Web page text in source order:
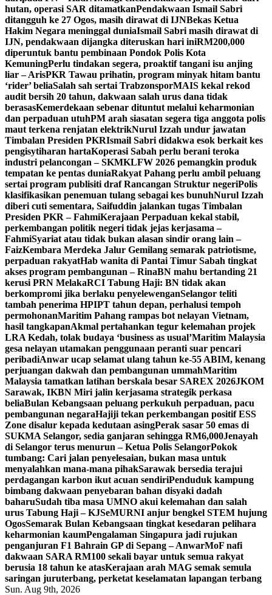
hutan, operasi SAR ditamatkanPendakwaan Ismail Sabri
ditangguh ke 27 Ogos, masih dirawat di IJNBekas Ketua
Hakim Negara meninggal duniaIsmail Sabri masih dirawat di
IJN, pendakwaan dijangka diteruskan hari iniRM200,000
diperuntuk bantu pembinaan Pondok Polis Kota
KemuningPerlu tindakan segera, proaktif tangani isu anjing
liar – ArisPKR Tawau prihatin, program minyak hitam bantu
‘rider’ beliaSalah sah sertai TrabzonsporMAIS kekal rekod
audit bersih 20 tahun, dakwaan salah urus dana tidak
berasasKemerdekaan sebenar dituntut melalui keharmonian
dan perpaduan utuhPM arah siasatan segera tiga anggota polis
maut terkena renjatan elektrikNurul Izzah undur jawatan
Timbalan Presiden PKRIsmail Sabri didakwa esok berkait kes
pengisytiharan hartaKoperasi Sabah perlu berani teroka
industri pelancongan – SKMKLFW 2026 pemangkin produk
tempatan ke pentas duniaRakyat Pahang perlu ambil peluang
sertai program publisiti draf Rancangan Struktur negeriPolis
klasifikasikan penemuan tulang sebagai kes bunuhNurul Izzah
diberi cuti sementara, Saifuddin jalankan tugas Timbalan
Presiden PKR – FahmiKerajaan Perpaduan kekal stabil,
perkembangan politik negeri tidak jejas kerjasama –
FahmiSyariat atau tidak bukan alasan sindir orang lain –
FaizKembara Merdeka Jalur Gemilang semarak patriotisme,
perpaduan rakyatHab wanita di Pantai Timur Sabah tingkat
akses program pembangunan – RinaBN mahu bertanding 21
kerusi PRN MelakaRCI Tabung Haji: BN tidak akan
berkompromi jika berlaku penyelewenganSelangor teliti
tambah penerima HPIPT tahun depan, perhalusi tempoh
permohonanMaritim Pahang rampas bot nelayan Vietnam,
hasil tangkapanAkmal pertahankan tegur kelemahan projek
LRA Kedah, tolak budaya ‘business as usual’Maritim Malaysia
gesa nelayan utamakan penggunaan peranti suar pencari
peribadiAnwar ucap selamat ulang tahun ke-55 ABIM, kenang
perjuangan dakwah dan pembangunan ummahMaritim
Malaysia tamatkan latihan berskala besar SAREX 2026JKOM
Sarawak, IKBN Miri jalin kerjasama strategik perkasa
beliaBulan Kebangsaan peluang perkukuh perpaduan, pacu
pembangunan negaraHajiji tekan perkembangan positif ESS
Zone disalur kepada kedutaan asingPerak sasar 50 emas di
SUKMA Selangor, sedia ganjaran sehingga RM6,000Jenayah
di Selangor terus menurun – Ketua Polis SelangorPokok
tumbang: Cari jalan penyelesaian, bukan masa untuk
menyalahkan mana-mana pihakSarawak bersedia terajui
perdagangan karbon ikut acuan sendiriPenduduk kampung
bimbang dakwaan penyebaran bahan disyaki dadah
baharuSudah tiba masa UMNO akui kelemahan dan salah
urus Tabung Haji – KJSeMURNI anjur bengkel STEM hujung
OgosSemarak Bulan Kebangsaan tingkat kesedaran pelihara
keharmonian kaumPengalaman Singapura jadi rujukan
penganjuran F1 Bahrain GP di Sepang – AnwarMoF nafi
dakwaan SARA RM100 sekali bayar untuk semua rakyat
berusia 18 tahun ke atasKerajaan arah MAG semak semula
saringan juruterbang, perketat keselamatan lapangan terbang
Sun. Aug 9th, 2026